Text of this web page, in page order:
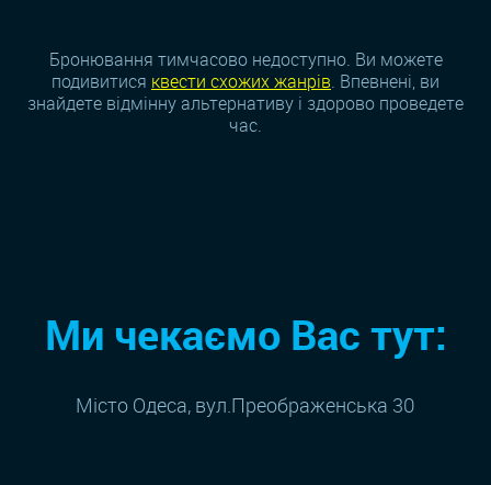
Бронювання тимчасово недоступно. Ви можете
подивитися квести схожих жанрiв. Впевнені, ви
знайдете відмінну альтернативу і здорово проведете
час.
Ми чекаємо Вас тут:
Місто Одеса, вул.Преображенська 30